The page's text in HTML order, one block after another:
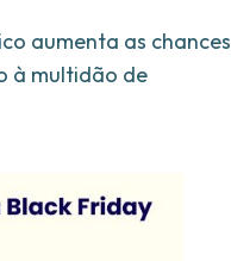
aumenta as chances
à multidão de